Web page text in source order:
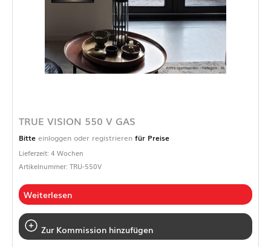
TRUE VISION 550 V GAS
Bitte einloggen oder registrieren für Preise
Lieferzeit: 4 Wochen
Artikelnummer: TRU-550V
Weiterlesen
Zur Kommission hinzufügen